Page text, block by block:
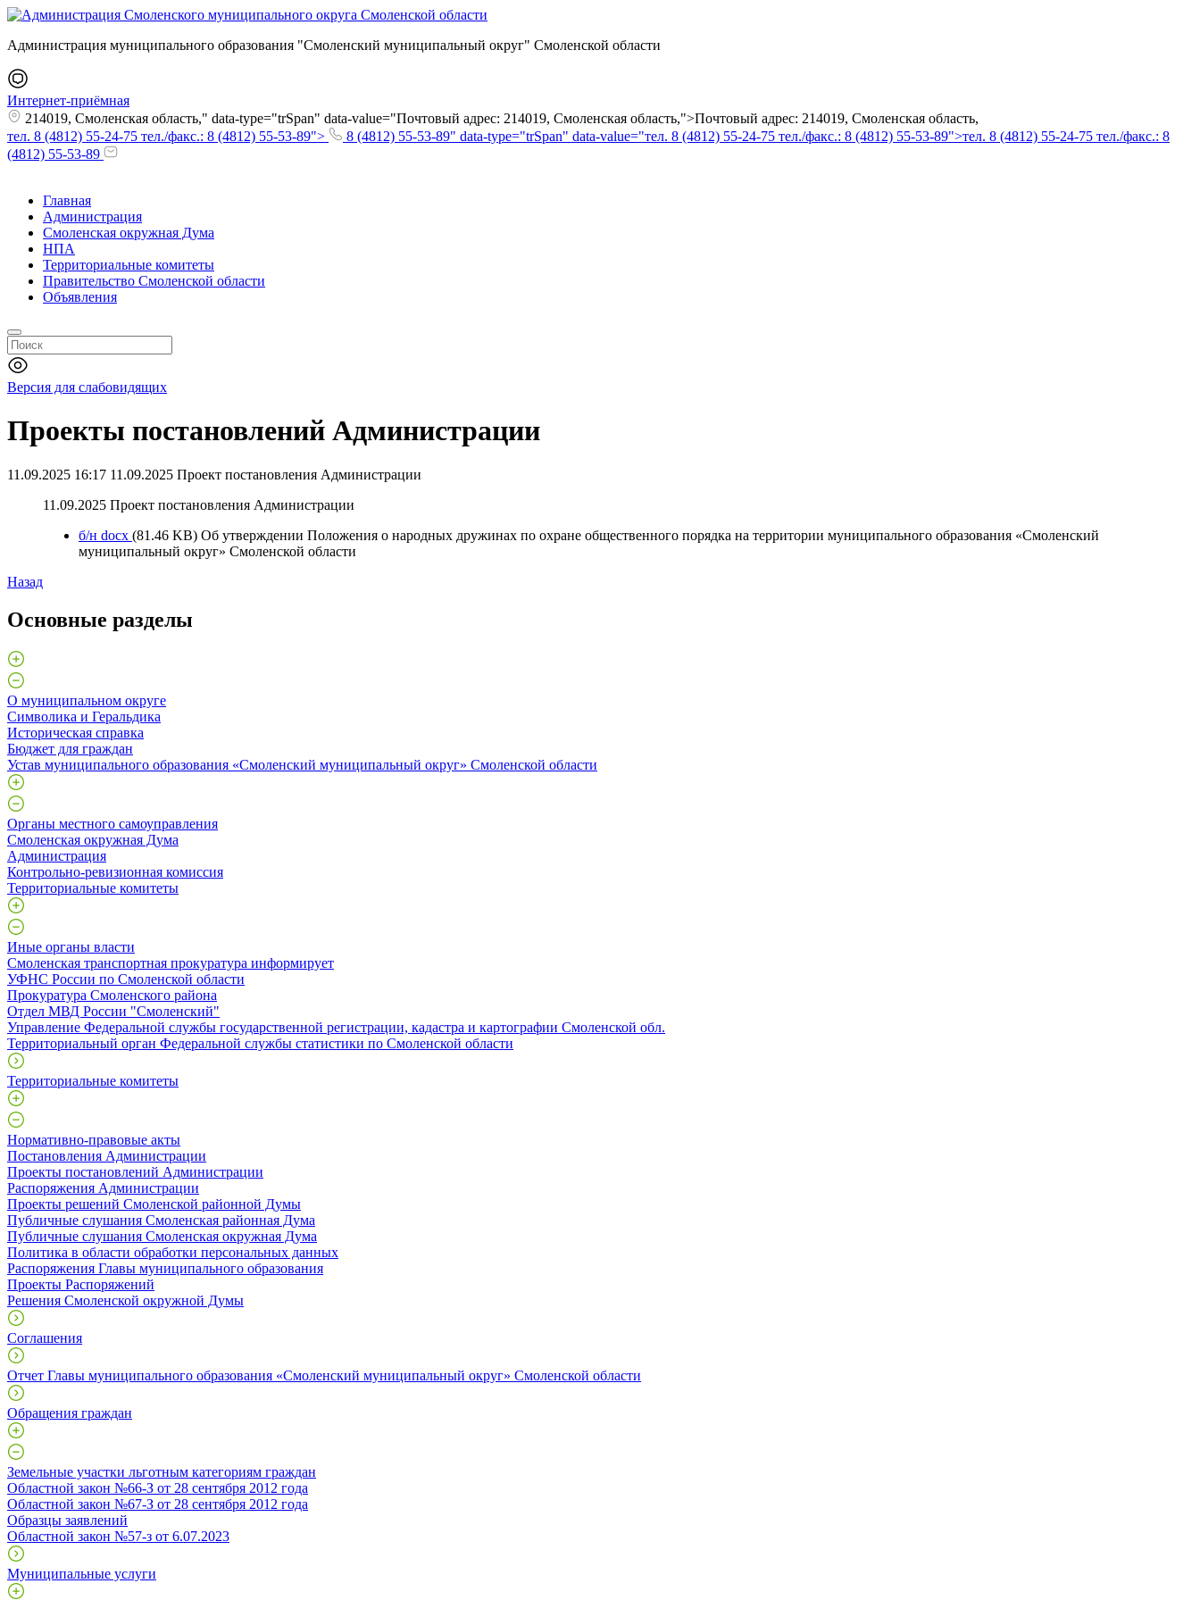
Администрация муниципального образования "Смоленский муниципальный округ" Смоленской области
Интернет-приёмная
214019, Смоленская область," data-type="trSpan" data-value="Почтовый адрес: 214019, Смоленская область,">Почтовый адрес: 214019, Смоленская область,
тел. 8 (4812) 55-24-75 тел./факс.: 8 (4812) 55-53-89">
8 (4812) 55-53-89" data-type="trSpan" data-value="тел. 8 (4812) 55-24-75 тел./факс.: 8 (4812) 55-53-89">тел. 8 (4812) 55-24-75 тел./факс.: 8
(4812) 55-53-89
Главная
Администрация
Смоленская окружная Дума
НПА
Территориальные комитеты
Правительство Смоленской области
Объявления
Версия для слабовидящих
Проекты постановлений Администрации
11.09.2025 16:17 11.09.2025 Проект постановления Администрации
11.09.2025 Проект постановления Администрации
б/н docx (81.46 KB) Об утверждении Положения о народных дружинах по охране общественного порядка на территории муниципального образования «Смоленский
муниципальный округ» Смоленской области
Назад
Основные разделы
О муниципальном округе
Символика и Геральдика
Историческая справка
Бюджет для граждан
Устав муниципального образования «Смоленский муниципальный округ» Смоленской области
Органы местного самоуправления
Смоленская окружная Дума
Администрация
Контрольно-ревизионная комиссия
Территориальные комитеты
Иные органы власти
Смоленская транспортная прокуратура информирует
УФНС России по Смоленской области
Прокуратура Смоленского района
Отдел МВД России "Смоленский"
Управление Федеральной службы государственной регистрации, кадастра и картографии Смоленской обл.
Территориальный орган Федеральной службы статистики по Смоленской области
Территориальные комитеты
Нормативно-правовые акты
Постановления Администрации
Проекты постановлений Администрации
Распоряжения Администрации
Проекты решений Смоленской районной Думы
Публичные слушания Смоленская районная Дума
Публичные слушания Смоленская окружная Дума
Политика в области обработки персональных данных
Распоряжения Главы муниципального образования
Проекты Распоряжений
Решения Смоленской окружной Думы
Соглашения
Отчет Главы муниципального образования «Смоленский муниципальный округ» Смоленской области
Обращения граждан
Земельные участки льготным категориям граждан
Областной закон №66-З от 28 сентября 2012 года
Областной закон №67-З от 28 сентября 2012 года
Образцы заявлений
Областной закон №57-з от 6.07.2023
Муниципальные услуги